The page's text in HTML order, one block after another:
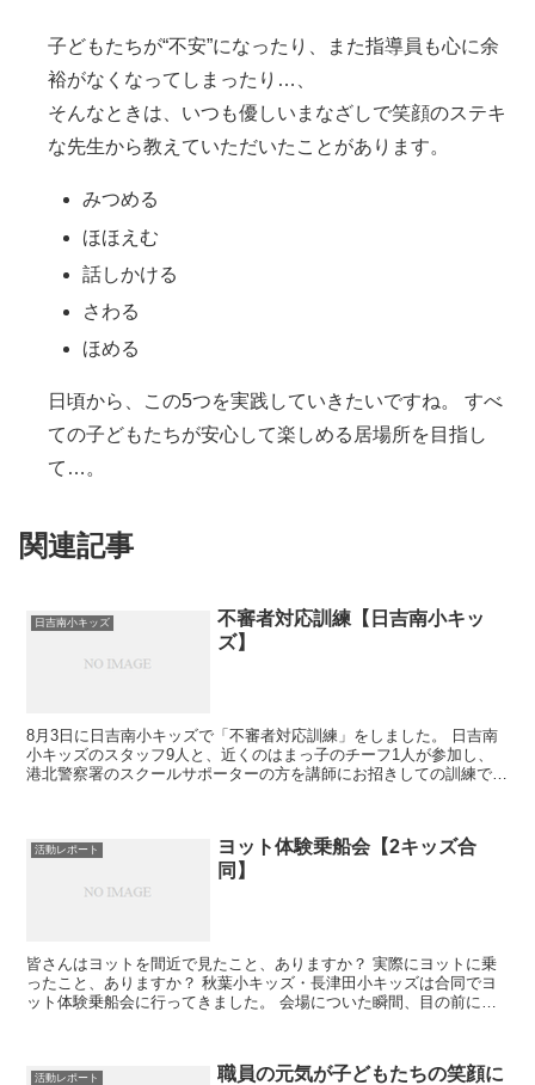
子どもたちが“不安”になったり、また指導員も心に余
裕がなくなってしまったり…、
そんなときは、いつも優しいまなざしで笑顔のステキ
な先生から教えていただいたことがあります。
みつめる
ほほえむ
話しかける
さわる
ほめる
日頃から、この5つを実践していきたいですね。 すべ
ての子どもたちが安心して楽しめる居場所を目指し
て…。
関連記事
日吉南小キッズ
不審者対応訓練【日吉南小キッ
ズ】
8月3日に日吉南小キッズで「不審者対応訓練」をしました。 日吉南
小キッズのスタッフ9人と、近くのはまっ子のチーフ1人が参加し、
港北警察署のスクールサポーターの方を講師にお招きしての訓練で
活動レポート
ヨット体験乗船会【2キッズ合
同】
皆さんはヨットを間近で見たこと、ありますか？ 実際にヨットに乗
ったこと、ありますか？ 秋葉小キッズ・長津田小キッズは合同でヨ
ット体験乗船会に行ってきました。 会場についた瞬間、目の前には
活動レポート
職員の元気が子どもたちの笑顔に